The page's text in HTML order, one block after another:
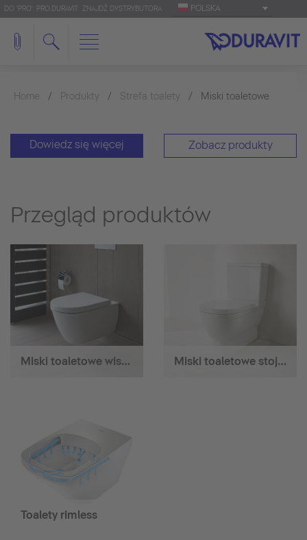
DO 'PRO': PRO.DURAVIT ZNAJDŹ DYSTRYBUTORA POLSKA
Home Produkty Strefa toalety Miski toaletowe
Dowiedz się więcej Zobacz produkty
Przegląd produktów
Miski toaletowe wiszące Miski toaletowe stojące
Toalety rimless